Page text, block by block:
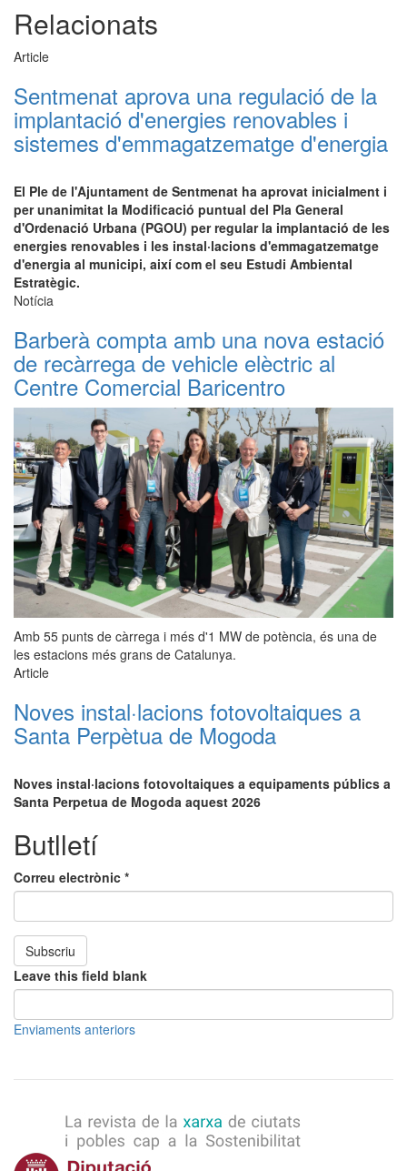
Relacionats
Article
Sentmenat aprova una regulació de la
implantació d'energies renovables i
sistemes d'emmagatzematge d'energia
El Ple de l'Ajuntament de Sentmenat ha aprovat inicialment i
per unanimitat la Modificació puntual del Pla General
d'Ordenació Urbana (PGOU) per regular la implantació de les
energies renovables i les instal·lacions d'emmagatzematge
d'energia al municipi, així com el seu Estudi Ambiental
Estratègic.
Notícia
Barberà compta amb una nova estació
de recàrrega de vehicle elèctric al
Centre Comercial Baricentro
Amb 55 punts de càrrega i més d'1 MW de potència, és una de
les estacions més grans de Catalunya.
Article
Noves instal·lacions fotovoltaiques a
Santa Perpètua de Mogoda
Noves instal·lacions fotovoltaiques a equipaments públics a
Santa Perpetua de Mogoda aquest 2026​
Butlletí
Correu electrònic *
Subscriu
Leave this field blank
Enviaments anteriors